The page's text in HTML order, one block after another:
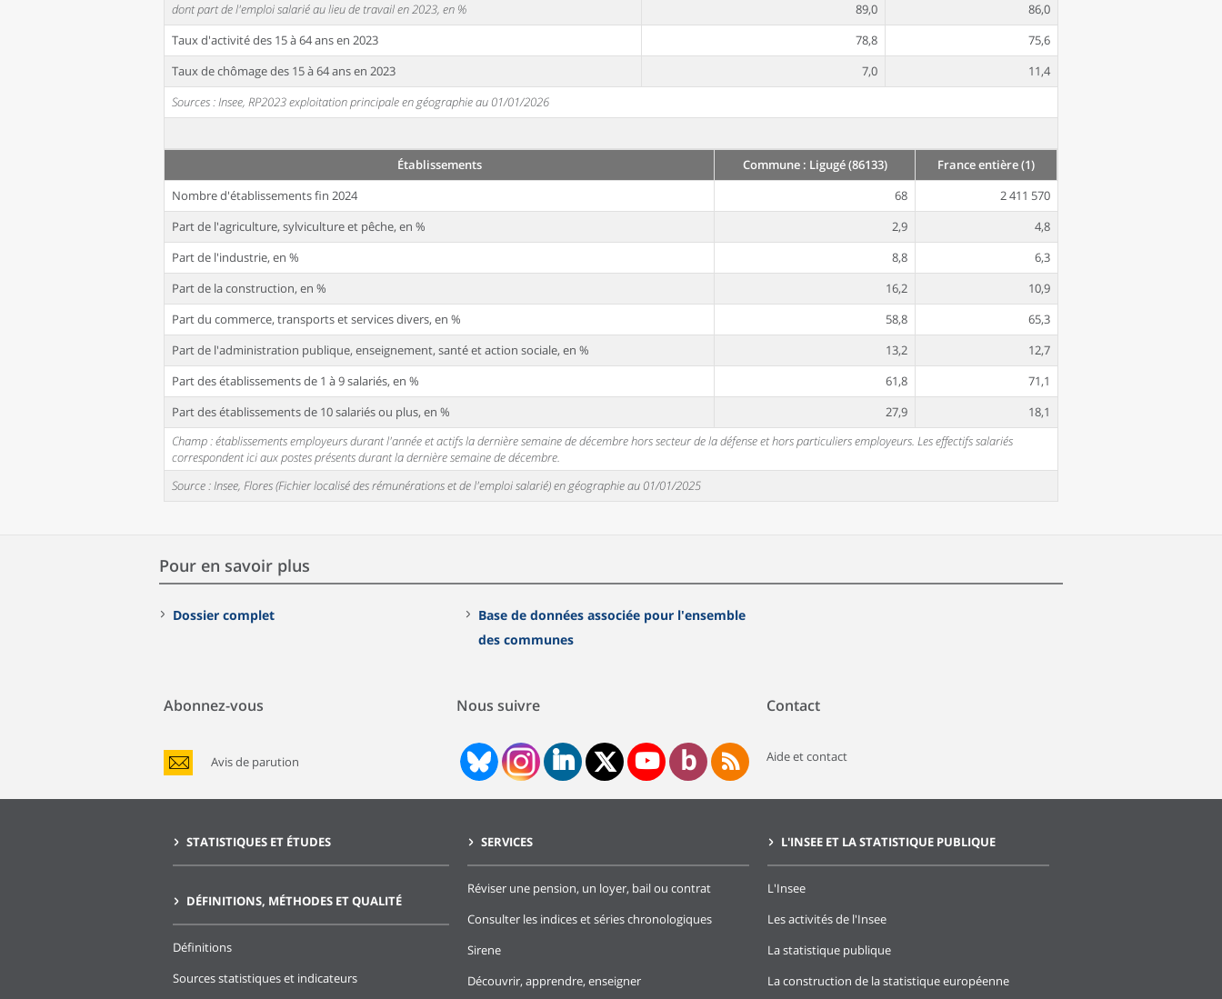
dont part de l'emploi salarié au lieu de travail en 2023, en %
89,0
86,0
Taux d'activité des 15 à 64 ans en 2023
78,8
75,6
Taux de chômage des 15 à 64 ans en 2023
7,0
11,4
Sources : Insee, RP2023 exploitation principale en géographie au 01/01/2026
Établissements Commune : Ligugé (86133)
France entière (1)
Nombre d'établissements fin 2024
68
2 411 570
Part de l'agriculture, sylviculture et pêche, en %
2,9
4,8
Part de l'industrie, en %
8,8
6,3
Part de la construction, en %
16,2
10,9
Part du commerce, transports et services divers, en %
58,8
65,3
Part de l'administration publique, enseignement, santé et action sociale, en %
13,2
12,7
Part des établissements de 1 à 9 salariés, en %
61,8
71,1
Part des établissements de 10 salariés ou plus, en %
27,9
18,1
Champ : établissements employeurs durant l'année et actifs la dernière semaine de décembre hors secteur de la défense et hors particuliers employeurs. Les effectifs salariés
correspondent ici aux postes présents durant la dernière semaine de décembre.
Source : Insee, Flores (Fichier localisé des rémunérations et de l'emploi salarié) en géographie au 01/01/2025
Pour en savoir plus
Dossier complet
Base de données associée pour l'ensemble
des communes
Abonnez-vous
Avis de parution
Nous suivre Contact
Aide et contact
STATISTIQUES ET ÉTUDES
DÉFINITIONS, MÉTHODES ET QUALITÉ
Définitions
Sources statistiques et indicateurs
SERVICES
Réviser une pension, un loyer, bail ou contrat
Consulter les indices et séries chronologiques
Sirene
Découvrir, apprendre, enseigner
L'INSEE ET LA STATISTIQUE PUBLIQUE
L'Insee
Les activités de l'Insee
La statistique publique
La construction de la statistique européenne